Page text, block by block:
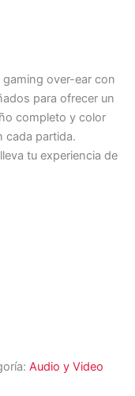
over-ear con
para ofrecer un
completo y color
cada partida.
tu experiencia de
Audio y Video